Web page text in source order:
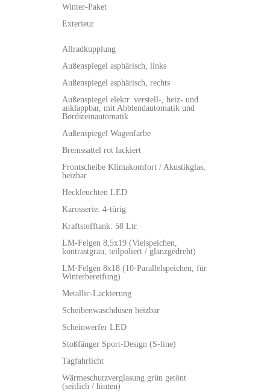
Winter-Paket
Exterieur
Allradkupplung
Außenspiegel asphärisch, links
Außenspiegel asphärisch, rechts
Außenspiegel elektr. verstell-, heiz- und
anklappbar, mit Abblendautomatik und
Bordsteinautomatik
Außenspiegel Wagenfarbe
Bremssattel rot lackiert
Frontscheibe Klimakomfort / Akustikglas,
heizbar
Heckleuchten LED
Karosserie: 4-türig
Kraftstofftank: 58 Ltr.
LM-Felgen 8,5x19 (Vielspeichen,
kontrastgrau, teilpoliert / glanzgedreht)
LM-Felgen 8x18 (10-Parallelspeichen, für
Winterbereifung)
Metallic-Lackierung
Scheibenwaschdüsen heizbar
Scheinwerfer LED
Stoßfänger Sport-Design (S-line)
Tagfahrlicht
Wärmeschutzverglasung grün getönt
(seitlich / hinten)